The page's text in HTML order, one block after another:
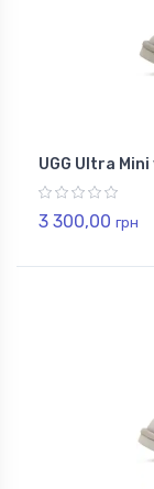
UGG Ultra Mini
3 300,00 грн